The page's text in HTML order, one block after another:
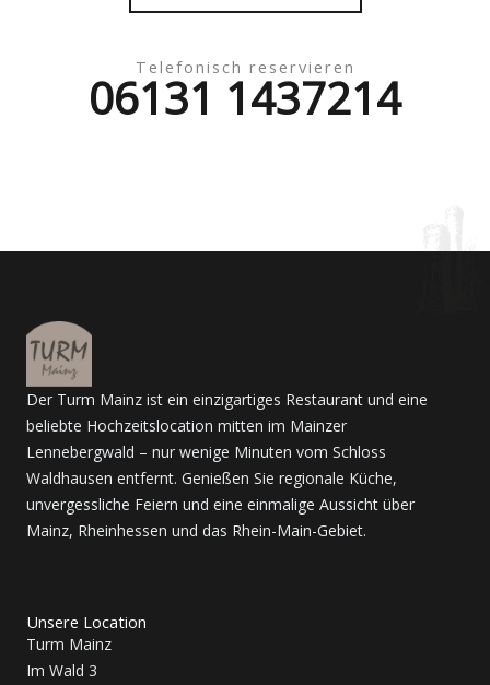
Telefonisch reservieren
06131 1437214
Der Turm Mainz ist ein einzigartiges Restaurant und eine
beliebte Hochzeitslocation mitten im Mainzer
Lennebergwald – nur wenige Minuten vom Schloss
Waldhausen entfernt. Genießen Sie regionale Küche,
unvergessliche Feiern und eine einmalige Aussicht über
Mainz, Rheinhessen und das Rhein-Main-Gebiet.
Unsere Location
Turm Mainz
Im Wald 3